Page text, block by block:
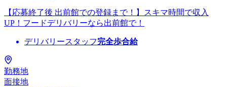
【応募終了後 出前館での登録まで！】スキマ時間で収入
UP！フードデリバリーなら出前館で！
デリバリースタッフ完全歩合給
勤務地
面接地